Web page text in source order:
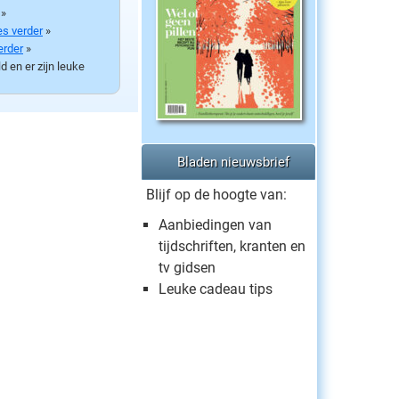
verder»
»
en er zijn leuke
verder»
Bladen nieuwsbrief
Blijf op de hoogte van:
Aanbiedingen van
tijdschriften, kranten en
tv gidsen
Leuke cadeau tips